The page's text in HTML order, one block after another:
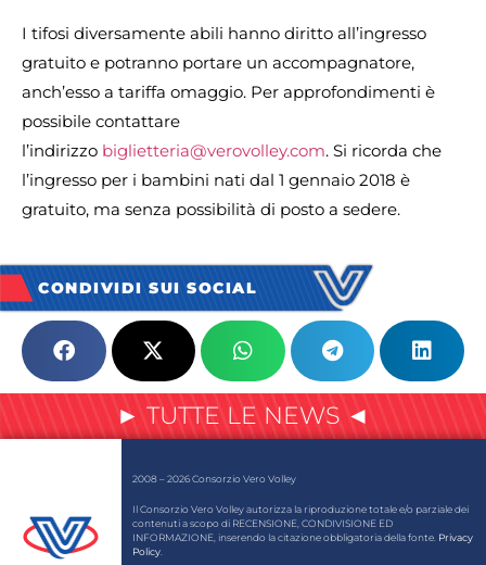
I tifosi diversamente abili hanno diritto all’ingresso
gratuito e potranno portare un accompagnatore,
anch’esso a tariffa omaggio. Per approfondimenti è
possibile contattare
l’indirizzo biglietteria@verovolley.com. Si ricorda che
l’ingresso per i bambini nati dal 1 gennaio 2018 è
gratuito, ma senza possibilità di posto a sedere.
CONDIVIDI SUI SOCIAL
► TUTTE LE NEWS ◄
2008 – 2026 Consorzio Vero Volley
Il Consorzio Vero Volley autorizza la riproduzione totale e/o parziale dei
contenuti a scopo di RECENSIONE, CONDIVISIONE ED
INFORMAZIONE, inserendo la citazione obbligatoria della fonte. Privacy
Policy